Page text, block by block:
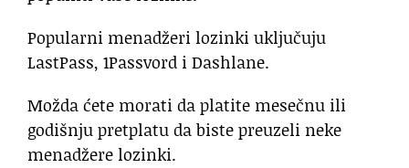
Popularni menadžeri lozinki uključuju
LastPass, 1Passvord i Dashlane.
Možda ćete morati da platite mesečnu ili
godišnju pretplatu da biste preuzeli neke
menadžere lozinki.